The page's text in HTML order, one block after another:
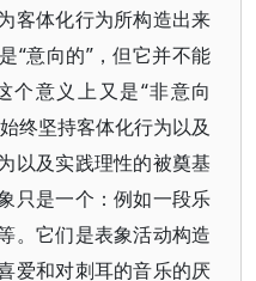
客体化行为所构造出来
“意向的”，但它并不能
个意义上又是“非意向
终坚持客体化行为以及
以及实践理性的被奠基
只是一个：例如一段乐
。它们是表象活动构造
爱和对刺耳的音乐的厌